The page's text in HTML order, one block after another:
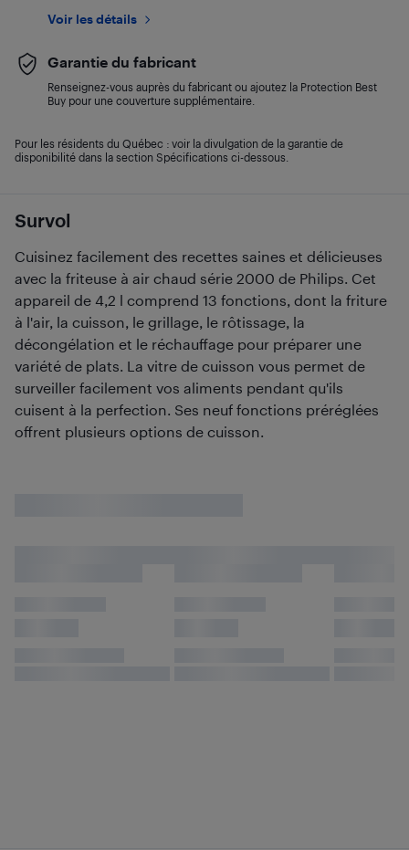
Survol
Cuisinez facilement des recettes saines et délicieuses
avec la friteuse à air chaud série 2000 de Philips. Cet
appareil de 4,2 l comprend 13 fonctions, dont la friture
à l'air, la cuisson, le grillage, le rôtissage, la
décongélation et le réchauffage pour préparer une
variété de plats. La vitre de cuisson vous permet de
surveiller facilement vos aliments pendant qu'ils
cuisent à la perfection. Ses neuf fonctions préréglées
offrent plusieurs options de cuisson.
Voir les détails
Garantie du fabricant
Renseignez-vous auprès du fabricant ou ajoutez la Protection Best
Buy pour une couverture supplémentaire.
Pour les résidents du Québec : voir la divulgation de la garantie de
disponibilité dans la section Spécifications ci-dessous.